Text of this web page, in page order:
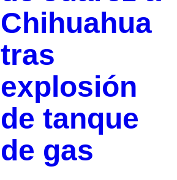
Chihuahua
tras
explosión
de tanque
de gas